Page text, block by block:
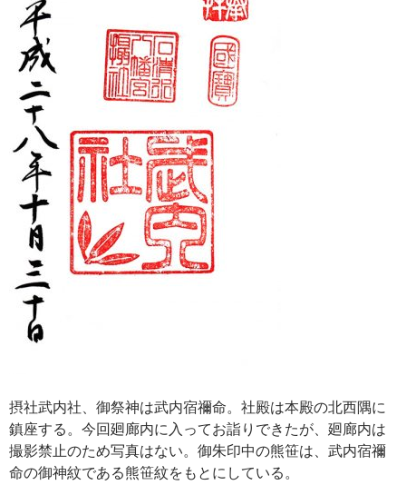
摂社武内社、御祭神は武内宿禰命。社殿は本殿の北西隅に
鎮座する。今回廻廊内に入ってお詣りできたが、廻廊内は
撮影禁止のため写真はない。御朱印中の熊笹は、武内宿禰
命の御神紋である熊笹紋をもとにしている。